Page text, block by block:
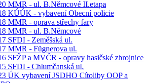
MMR - ul. B.Němcové II.etapa
KÚÚK - vybavení Obecní policie
MMR - oprava střechy fary
MMR - ul. B.Němcové
SFDI - Zeměšská ul.
MMR - Fügnerova ul.
SFŽP a MVČR - opravy hasičské zbrojnice
SFDI - Chlumčanská ul.
ÚK vybavení JSDHO Cítoliby OOP a